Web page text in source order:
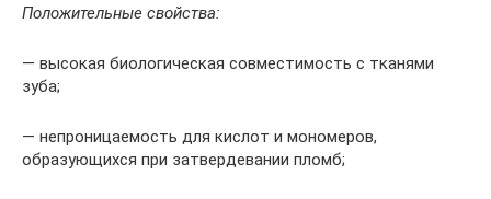
Положительные свойства:
— высокая биологическая совместимость с тканями
зуба;
— непроницаемость для кислот и мономеров,
образующихся при затвердевании пломб;